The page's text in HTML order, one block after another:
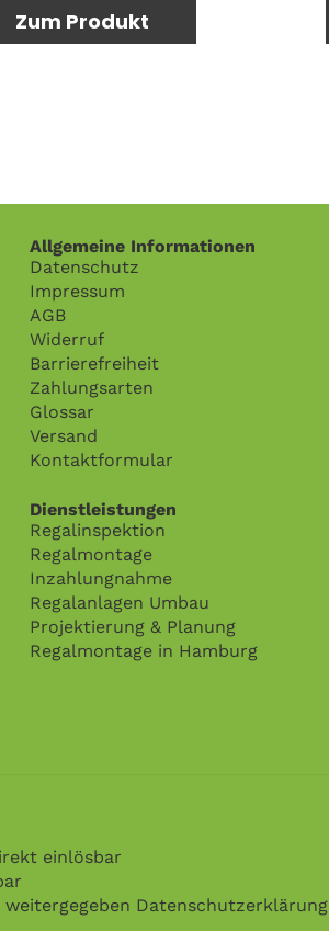
Zum Produkt
Allgemeine Informationen
Datenschutz
Impressum
AGB
Widerruf
Barrierefreiheit
Zahlungsarten
Glossar
Versand
Kontaktformular
Dienstleistungen
Regalinspektion
Regalmontage
Inzahlungnahme
Regalanlagen Umbau
Projektierung & Planung
Regalmontage in Hamburg
einlösbar
Datenschutzerklärung